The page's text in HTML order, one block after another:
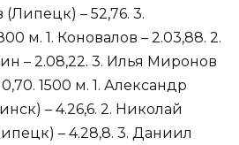
– 52,76. 3.
м. 1. Коновалов – 2.03,88. 2.
– 2.08,22. 3. Илья Миронов
1500 м. 1. Александр
– 4.26,6. 2. Николай
– 4.28,8. 3. Даниил